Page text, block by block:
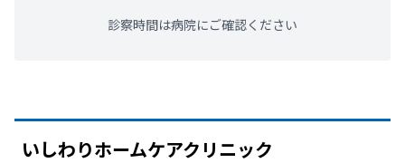
診察時間は病院にご確認ください
いしわりホームケアクリニック